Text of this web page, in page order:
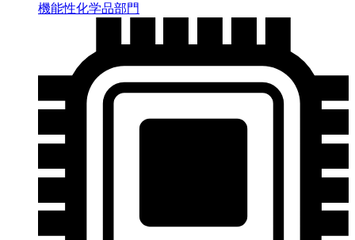
機能性化学品部門